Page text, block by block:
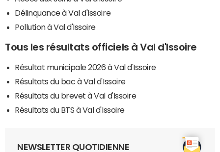
Délinquance à Val d'Issoire
Pollution à Val d'Issoire
Tous les résultats officiels à Val d'Issoire
Résultat municipale 2026 à Val d'Issoire
Résultats du bac à Val d'Issoire
Résultats du brevet à Val d'Issoire
Résultats du BTS à Val d'Issoire
NEWSLETTER QUOTIDIENNE